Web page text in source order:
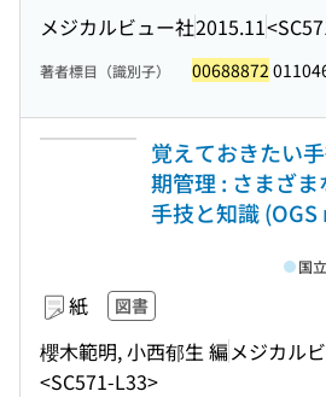
メジカルビュー社2015.11
著者標目（識別子） 00688872
覚えておきたい
期管理 : さまざ
手技と知識
紙 図書
櫻木範明, 小西郁生 編 メジカル
<SC571-L33>
国